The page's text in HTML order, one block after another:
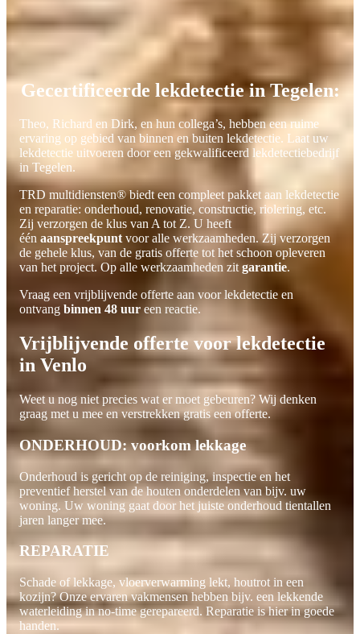
Gecertificeerde lekdetectie in Tegelen:
Theo, Richard en Dirk, en hun collega’s, hebben een ruime
ervaring op gebied van binnen en buiten lekdetectie. Laat uw
lekdetectie uitvoeren door een gekwalificeerd lekdetectiebedrijf
in Tegelen.
TRD multidiensten® biedt een compleet pakket aan lekdetectie
en reparatie: onderhoud, renovatie, constructie, riolering, etc.
Zij verzorgen de klus van A tot Z. U heeft
één aanspreekpuntvoor alle werkzaamheden. Zij verzorgen
de gehele klus, van de gratis offerte tot het schoon opleveren
van het project. Op alle werkzaamheden zitgarantie.
Vraag een vrijblijvende offerte aan voor lekdetectie en
ontvang binnen 48 uur een reactie.
Vrijblijvende offerte voor lekdetectie
in Venlo
Weet u nog niet precies wat er moet gebeuren? Wij denken
graag met u mee en verstrekken gratis een offerte.
ONDERHOUD: voorkom lekkage
Onderhoud is gericht op de reiniging, inspectie en het
preventief herstel van de houten onderdelen van bijv. uw
woning. Uw woning gaat door het juiste onderhoud tientallen
jaren langer mee.
REPARATIE
Schade of lekkage, vloerverwarming lekt, houtrot in een
kozijn? Onze ervaren vakmensen hebben bijv. een lekkende
waterleiding in no-time gerepareerd. Reparatie is hier in goede
handen.